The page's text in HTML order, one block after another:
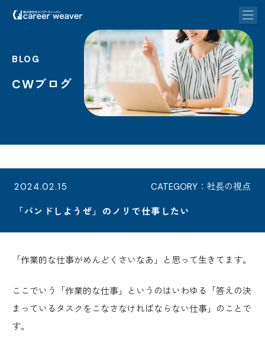
BLOG
CWブログ
2024.02.15 CATEGORY：社長の視点
「バンドしようぜ」のノリで仕事したい
「作業的な仕事がめんどくさいなあ」と思って生きてます。
ここでいう「作業的な仕事」というのはいわゆる「答えの決
まっているタスクをこなさなければならない仕事」のことで
す。